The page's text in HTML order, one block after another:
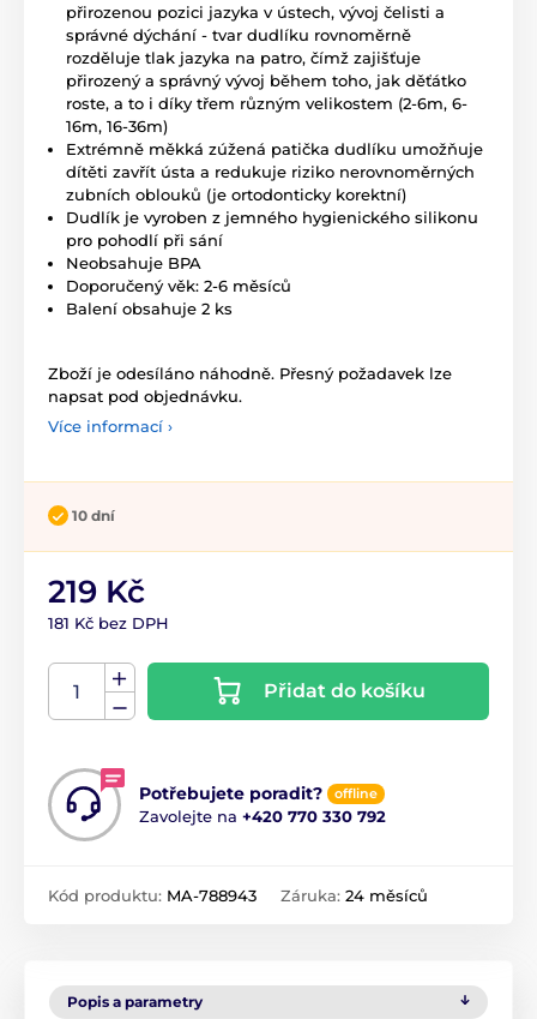
přirozenou pozici jazyka v ústech, vývoj čelisti a
správné dýchání - tvar dudlíku rovnoměrně
rozděluje tlak jazyka na patro, čímž zajišťuje
přirozený a správný vývoj během toho, jak děťátko
roste, a to i díky třem různým velikostem (2-6m, 6-
16m, 16-36m)
Extrémně měkká zúžená patička dudlíku umožňuje
dítěti zavřít ústa a redukuje riziko nerovnoměrných
zubních oblouků (je ortodonticky korektní)
Dudlík je vyroben z jemného hygienického silikonu
pro pohodlí při sání
Neobsahuje BPA
Doporučený věk: 2-6 měsíců
Balení obsahuje 2 ks
Zboží je odesíláno náhodně. Přesný požadavek lze
napsat pod objednávku.
Více informací ›
10 dní
219 Kč
181 Kč bez DPH
Přidat do košíku
Potřebujete poradit? offline
Zavolejte na +420 770 330 792
Kód produktu: MA-788943 Záruka: 24 měsíců
Popis a parametry